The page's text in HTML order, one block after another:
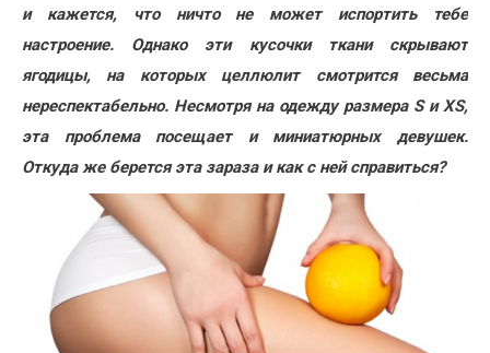
Красота
Недвижимость
и кажется, что ничто не может испортить тебе
настроение. Однако эти кусочки ткани скрывают
ягодицы, на которых целлюлит смотрится весьма
нереспектабельно. Несмотря на одежду размера S и XS,
эта проблема посещает и миниатюрных девушек.
Откуда же берется эта зараза и как с ней справиться?